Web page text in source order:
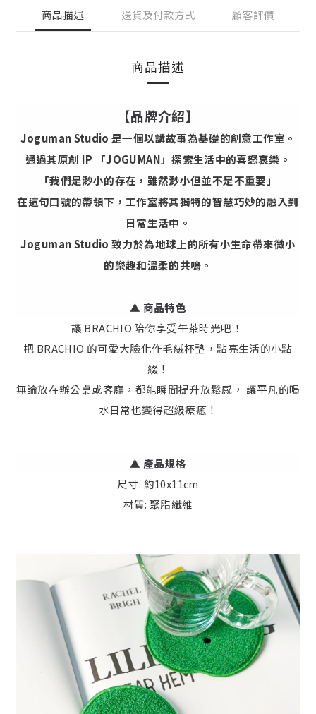
商品描述 送貨及付款方式 顧客評價
商品描述
【品牌介紹】
Joguman Studio 是一個以講故事為基礎的創意工作室。
通過其原創 IP 「JOGUMAN」探索生活中的喜怒哀樂。
「我們是渺小的存在，雖然渺小但並不是不重要」
在這句口號的帶領下，工作室將其獨特的智慧巧妙的融入到
日常生活中。
Joguman Studio 致力於為地球上的所有小生命帶來微小
的樂趣和溫柔的共鳴。
▲ 商品特色
讓 BRACHIO 陪你享受午茶時光吧！
把 BRACHIO 的可愛大臉化作毛絨杯墊，點亮生活的小點
綴！
無論放在辦公桌或客廳，都能瞬間提升放鬆感， 讓平凡的喝
水日常也變得超級療癒！
▲ 產品規格
尺寸: 約10x11cm
材質: 聚脂纖維